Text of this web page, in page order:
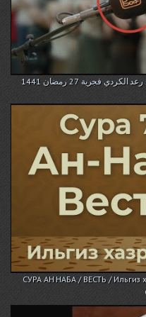
СУРА АН НАБА / ВЕСТЬ / Ильгиз